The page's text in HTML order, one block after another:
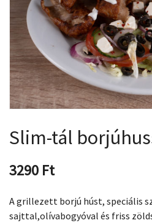
Slim-tál
3290 Ft
A grillezett borjú húst, speciális
sajttal,olívabogyóval és friss